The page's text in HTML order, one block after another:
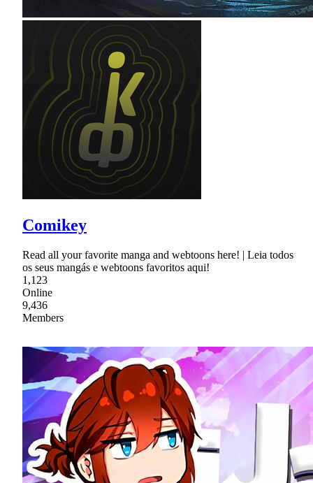
Comikey
Read all your favorite manga and webtoons here! | Leia todos
os seus mangás e webtoons favoritos aqui!
1,123
Online
9,436
Members